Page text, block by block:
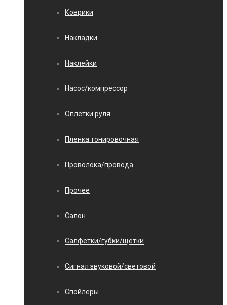
Коврики
Накладки
Наклейки
Насос/компрессор
Оплетки руля
Пленка тонировочная
Проволока/провода
Прочее
Салон
Салфетки/губки/щетки
Сигнал звуковой/световой
Спойлеры